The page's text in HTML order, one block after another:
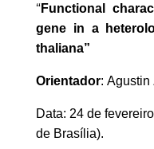
“Functional
gene in a
thaliana”
Orientador: Agustin
Data: 24de fevereiro
de Brasília).